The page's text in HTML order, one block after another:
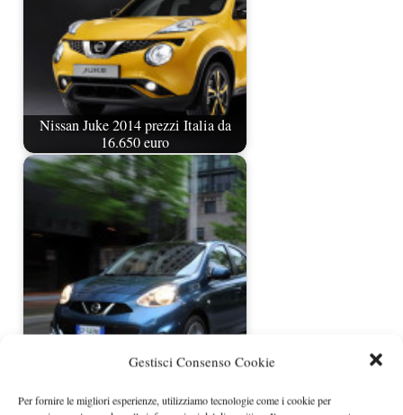
Gestisci Consenso Cookie
Per fornire le migliori esperienze, utilizziamo tecnologie come i cookie per
Nissan Juke 2014 prezzi Italia da
16.650 euro
ufficialmente